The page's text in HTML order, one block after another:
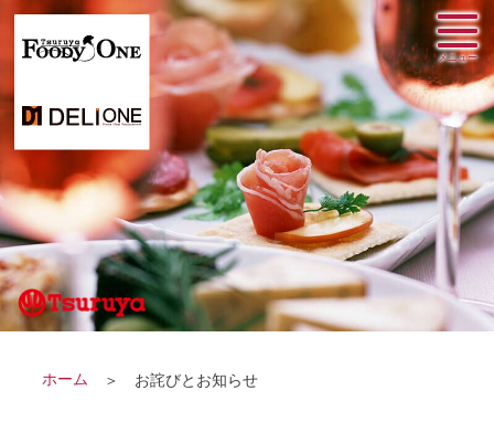
ホーム お詫びとお知らせ